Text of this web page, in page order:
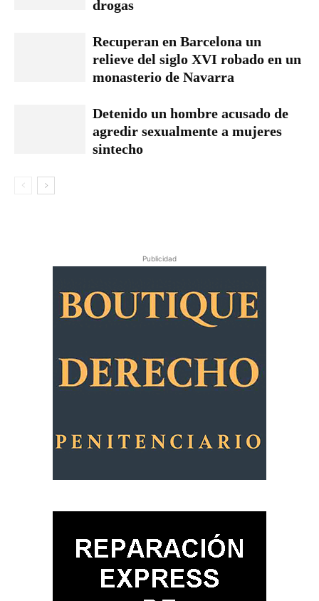
drogas
Recuperan en Barcelona un
relieve del siglo XVI robado en un
monasterio de Navarra
Detenido un hombre acusado de
agredir sexualmente a mujeres
sintecho
Publicidad